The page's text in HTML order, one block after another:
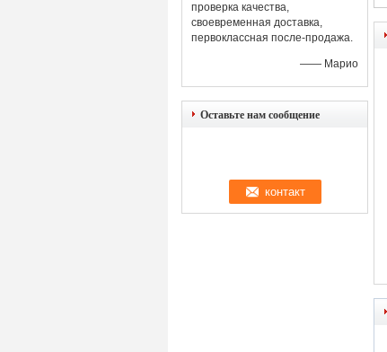
проверка качества,
своевременная доставка,
первоклассная после-продажа.
—— Марио
Оставьте нам сообщение